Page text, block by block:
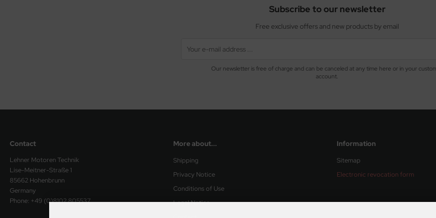
Subscribe to our newsletter
Free exclusive offers and new products by email
Our newsletter is free of charge and can be canceled at any time here or in your
account.
Contact
Lehner Motoren Technik
Lise-Meitner-Straße 1
85662 Hohenbrunn
Germany
Phone: +49 (0)8102 805537
More about...
Shipping
Privacy Notice
Conditions of Use
Legal Notice
Information
Sitemap
Electronic revocation form